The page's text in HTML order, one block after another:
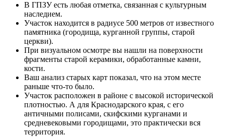
В ГПЗУ есть любая отметка, связанная с культурным
наследием.
Участок находится в радиусе 500 метров от известного
памятника (городища, курганной группы, старой
церкви).
При визуальном осмотре вы нашли на поверхности
фрагменты старой керамики, обработанные камни,
кости.
Ваш анализ старых карт показал, что на этом месте
раньше что-то было.
Участок расположен в районе с высокой исторической
плотностью. А для Краснодарского края, с его
античными полисами, скифскими курганами и
средневековыми городищами, это практически вся
территория.